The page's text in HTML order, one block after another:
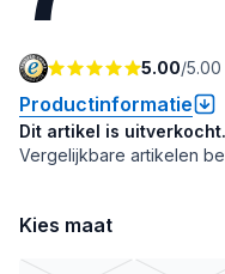
5.00/5.00
Productinformatie
Dit artikel is uitverkocht.
Vergelijkbare artikelen
Kies maat